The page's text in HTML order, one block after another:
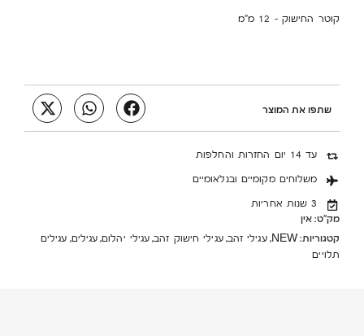
קוטר החישוק – 12 מ”מ
שתפו את המוצר
עד 14 יום החזרות והחלפות
משלוחים מקומיים ובנלאומיים
3 שנות אחריות
מק"ט: אין
קטגוריות: NEW
,עגילי זהב,עגילי חישוק זהב, עגילי יהלום, עגילים, עגילים
תלויים